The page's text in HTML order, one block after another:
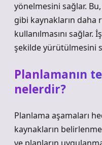
yönelmesini sağlar.
gibi kaynakların daha
kullanılmasını
şekilde yürütülmesini
Planlamanın
nelerdir?
Planlama aşamaları
kaynakların